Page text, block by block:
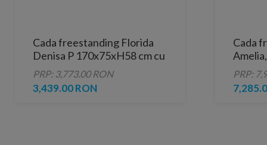
Cada freestanding Florida
Denisa P 170x75xH58 cm cu
preaplin si instalatie
completa
PRP: 3,773.00 RON
3,439.00 RON
Cada
PRP: